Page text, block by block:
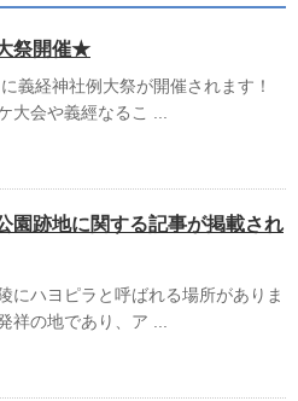
祭開催★
義経神社例大祭が開催されます！
大会や義經なるこ ...
園跡地に関する記事が掲載され
にハヨピラと呼ばれる場所がありま
祥の地であり、ア ...